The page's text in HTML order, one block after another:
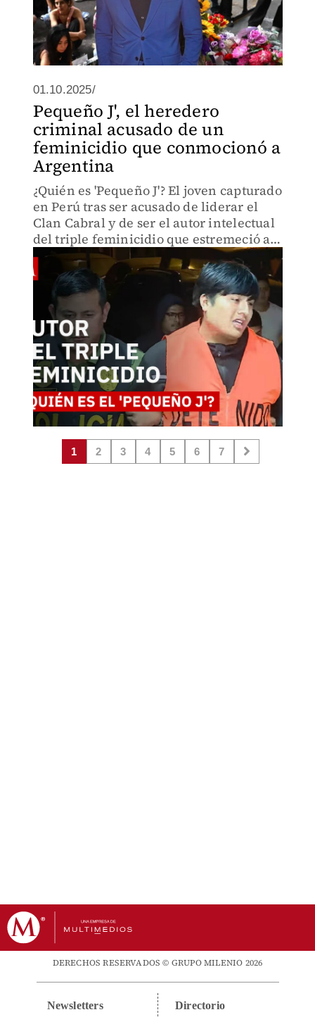
01.10.2025/
Pequeño J', el heredero
criminal acusado de un
feminicidio que conmocionó a
Argentina
¿Quién es 'Pequeño J'? El joven capturado
en Perú tras ser acusado de liderar el
Clan Cabral y de ser el autor intelectual
del triple feminicidio que estremeció a
Argentina en septiembre de 2025.
1 2 3 4 5 6 7
DERECHOS RESERVADOS © GRUPO MILENIO 2026
Newsletters Directorio